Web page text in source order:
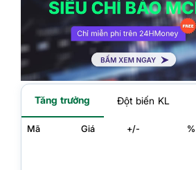
Tăng trưởng Đột biến KL
Mã Giá +/- %